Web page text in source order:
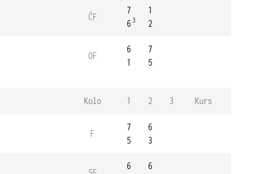
ČF
7
6 3
1
2
OF
6
1
7
5
Kolo 1 2 3 Kurs
F
7
5
6
3
6
6